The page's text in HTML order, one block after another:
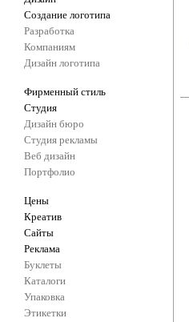
Создание логотипа
Разработка
Компаниям
Дизайн логотипа
Фирменный стиль
Студия
Дизайн бюро
Студия рекламы
Веб дизайн
Портфолио
Цены
Креатив
Сайты
Реклама
Буклеты
Каталоги
Упаковка
Этикетки